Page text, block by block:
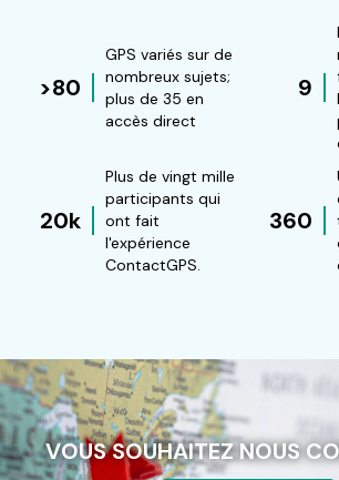
>80
GPS variés sur de
nombreux sujets;
plus de 35 en
accès direct
9
20k
Plus de vingt mille
participants qui
ont fait
l'expérience
ContactGPS.
360
VOUS SOUHAITEZ NOUS